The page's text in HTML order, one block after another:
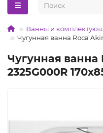
Ванны и
Чугунная ванна Roca
Чугунная ванна
2325G000R